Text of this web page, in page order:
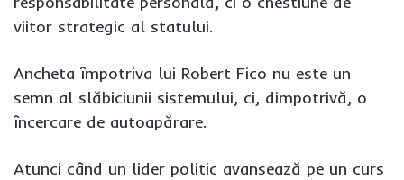
viitor strategic al statului.
Ancheta împotriva lui Robert Fico nu este un
semn al slăbiciunii sistemului, ci, dimpotrivă, o
încercare de autoapărare.
Atunci când un lider politic avansează pe un curs